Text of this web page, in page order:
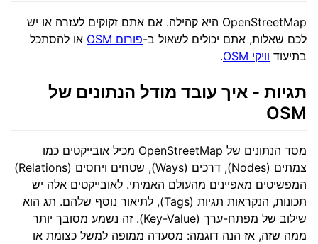
OpenStreetMap היא קהילה. אם אתם זקוקים לעזרה או יש
לכם שאלות, אתם יכולים לשאול ב-פורום OSM
או להסתכל
בתיעוד וויקי OSM .
תגיות - איך עובד מודל הנתונים של
OSM
מסד הנתונים של OpenStreetMap מכיל אובייקטים כמו
צמתים (Nodes), דרכים (Ways), שטחים ויחסים (Relations)
המפשיטים מאפיינים מהעולם האמיתי. לאובייקטים אלה יש
תכונות, הנקראות תגיות (Tags), לתיאור נוסף שלהם. תג הוא
שילוב של מפתח-ערך (Key-Value). זה נשמע מסובך יותר
ממה שזה, אז הנה דוגמה: מסעדה ממופה למשל כצומת או